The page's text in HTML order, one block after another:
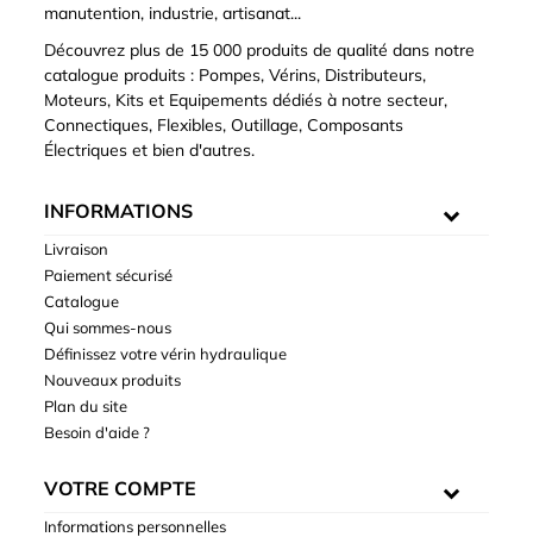
manutention, industrie, artisanat...
Découvrez plus de 15 000 produits de qualité dans notre
catalogue produits : Pompes, Vérins, Distributeurs,
Moteurs, Kits et Equipements dédiés à notre secteur,
Connectiques, Flexibles, Outillage, Composants
Électriques et bien d'autres.
INFORMATIONS
Livraison
Paiement sécurisé
Catalogue
Qui sommes-nous
Définissez votre vérin hydraulique
Nouveaux produits
Plan du site
Besoin d'aide ?
VOTRE COMPTE
Informations personnelles